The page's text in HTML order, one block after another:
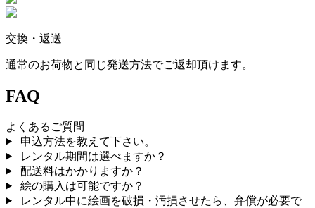
交換・返送
通常のお荷物と同じ発送方法でご返却頂けます。
FAQ
よくあるご質問
申込方法を教えて下さい。
レンタル期間は選べますか？
配送料はかかりますか？
絵の購入は可能ですか？
レンタル中に絵画を破損・汚損させたら、弁償が必要で